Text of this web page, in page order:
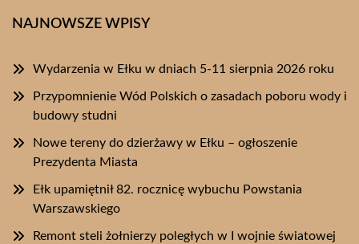
NAJNOWSZE WPISY
Wydarzenia w Ełku w dniach 5-11 sierpnia 2026 roku
Przypomnienie Wód Polskich o zasadach poboru wody i
budowy studni
Nowe tereny do dzierżawy w Ełku – ogłoszenie
Prezydenta Miasta
Ełk upamiętnił 82. rocznicę wybuchu Powstania
Warszawskiego
Remont steli żołnierzy poległych w I wojnie światowej